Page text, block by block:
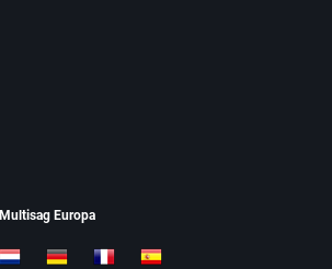
Multisag Europa